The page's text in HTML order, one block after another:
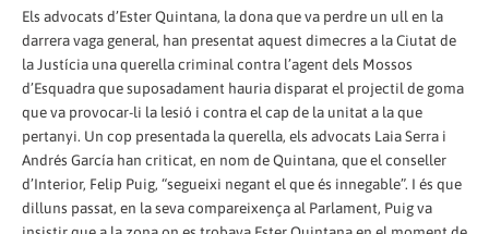
Els advocats d’Ester Quintana, la dona que va perdre un ull en la
darrera vaga general, han presentat aquest dimecres a la Ciutat de
la Justícia una querella criminal contra l’agent dels Mossos
d’Esquadra que suposadament hauria disparat el projectil de goma
que va provocar-li la lesió i contra el cap de la unitat a la que
pertanyi. Un cop presentada la querella, els advocats Laia Serra i
Andrés García han criticat, en nom de Quintana, que el conseller
d’Interior, Felip Puig, “segueixi negant el que és innegable”. I és que
dilluns passat, en la seva compareixença al Parlament, Puig va